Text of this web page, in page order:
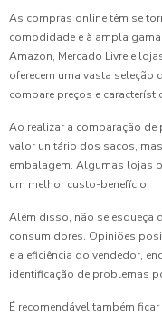
As compras online têm se
comodidade e à ampla
Amazon, Mercado Livre e
oferecem uma vasta seleção
compare preços e
Ao realizar a comparação de
valor unitário dos sacos,
embalagem. Algumas lojas
um melhor custo-benefício.
Além disso, não se esqueça
consumidores. Opiniões
e a eficiência do vendedor,
identificação de problemas
É recomendável também